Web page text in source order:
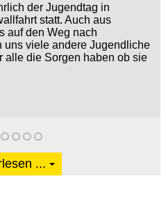
der Jugendtag in
statt. Auch aus
auf den Weg nach
uns viele andere Jugendliche
alle die Sorgen haben ob sie
...